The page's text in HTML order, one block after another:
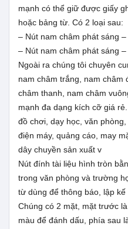
mạnh có thể giữ được giấy
hoặc bảng từ. Có 2 loại sau:
– Nút nam châm phát sáng
– Nút nam châm phát sáng
Ngoài ra chúng tôi chuyên
nam châm trắng, nam châm
châm thanh, nam châm
mạnh đa dạng kích cỡ giá
đồ chơi, dạy học, văn
điện máy, quảng cáo, may
dây chuyền sản xuất v
Nút đính tài liệu hình tròn
trong văn phòng và trường
từ dùng để thông báo, lập
Chúng có 2 mặt, mặt trước
màu để đánh dấu, phía sau